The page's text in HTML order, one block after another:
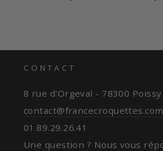
CONTACT
8 rue d'Orgeval - 78300 Poissy
contact@francecroquettes.com
01.89.29.26.41
Une question ? Nous vous